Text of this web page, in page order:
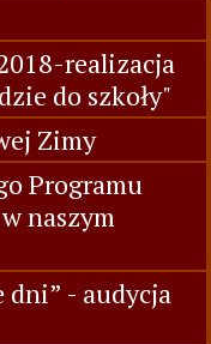
realizacja
do szkoły"
Zimy
Programu
naszym
dni” - audycja